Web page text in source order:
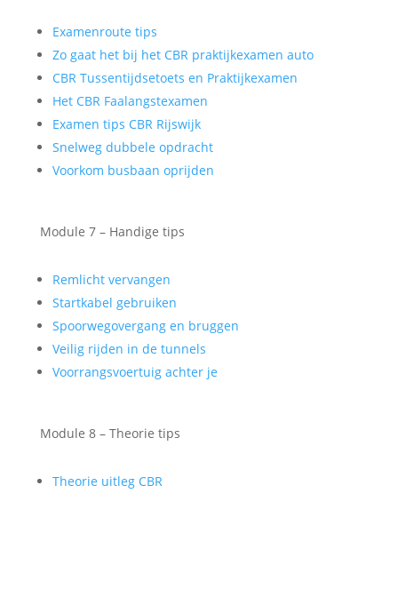
Examenroute tips
Zo gaat het bij het CBR praktijkexamen auto
CBR Tussentijdsetoets en Praktijkexamen
Het CBR Faalangstexamen
Examen tips CBR Rijswijk
Snelweg dubbele opdracht
Voorkom busbaan oprijden
Module 7 – Handige tips
Remlicht vervangen
Startkabel gebruiken
Spoorwegovergang en bruggen
Veilig rijden in de tunnels
Voorrangsvoertuig achter je
Module 8 – Theorie tips
Theorie uitleg CBR